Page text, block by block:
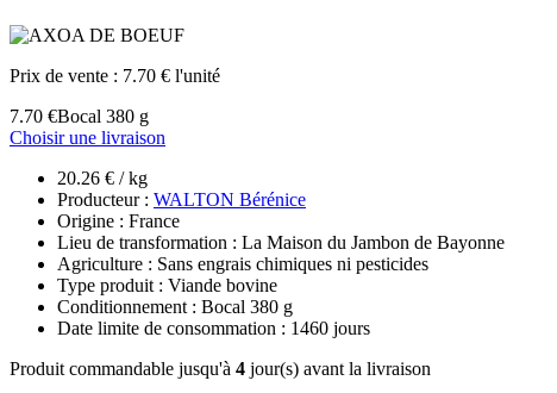
Prix de vente : 7.70 € l'unité
7.70 €Bocal 380 g
Choisir une livraison
20.26 € / kg
Producteur : WALTON Bérénice
Origine : France
Lieu de transformation : La Maison du Jambon de Bayonne
Agriculture : Sans engrais chimiques ni pesticides
Type produit : Viande bovine
Conditionnement : Bocal 380 g
Date limite de consommation : 1460 jours
Produit commandable jusqu'à 4 jour(s) avant la livraison